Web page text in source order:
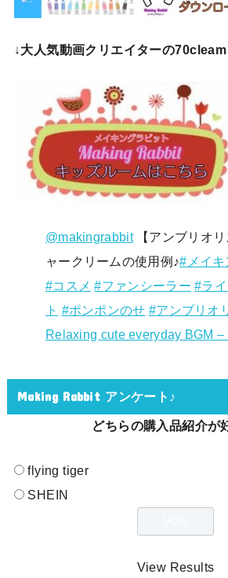
↓大人気動画クリエイターの
@makingrabbit【アンブリオリ
ャークリームの使用例♪#メイキ
#コスメ #ファンシーラー #ラ
ト #ポンポンのせ #アンブリオ
Relaxing cute everyday BGM –
Making Rabbit アンケート♪
どちらの購入品紹介が
flying tiger
SHEIN
View Results